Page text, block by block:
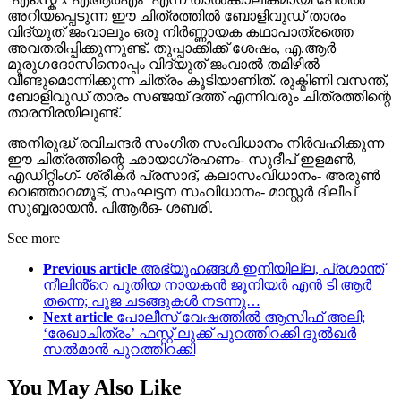
അറിയപ്പെടുന്ന ഈ ചിത്രത്തിൽ ബോളിവുഡ് താരം
വിദ്യുത് ജംവാലും ഒരു നിർണ്ണായക കഥാപാത്രത്തെ
അവതരിപ്പിക്കുന്നുണ്ട്. തുപ്പാക്കിക്ക് ശേഷം, എ.ആർ
മുരുഗദോസിനൊപ്പം വിദ്യുത് ജംവാൽ തമിഴിൽ
വീണ്ടുമൊന്നിക്കുന്ന ചിത്രം കൂടിയാണിത്. രുക്മിണി വസന്ത്,
ബോളിവുഡ് താരം സഞ്ജയ് ദത്ത് എന്നിവരും ചിത്രത്തിന്റെ
താരനിരയിലുണ്ട്.
അനിരുദ്ധ് രവിചന്ദർ സംഗീത സംവിധാനം നിർവഹിക്കുന്ന
ഈ ചിത്രത്തിന്റെ ഛായാഗ്രഹണം- സുദീപ് ഇളമൺ,
എഡിറ്റിംഗ്- ശ്രീകർ പ്രസാദ്, കലാസംവിധാനം- അരുൺ
വെഞ്ഞാറമ്മൂട്, സംഘട്ടന സംവിധാനം- മാസ്റ്റർ ദിലീപ്
സുബ്ബരായൻ. പിആർഒ- ശബരി.
See more
Previous article അഭ്യൂഹങ്ങൾ ഇനിയില്ല, പ്രശാന്ത്
നീലിൻ്റെ പുതിയ നായകൻ ജൂനിയർ എൻ ടി ആർ
തന്നെ; പൂജ ചടങ്ങുകൾ നടന്നു…
Next article പോലീസ് വേഷത്തിൽ ആസിഫ് അലി;
‘രേഖാചിത്രം’ ഫസ്റ്റ് ലുക്ക്‌ പുറത്തിറക്കി ദുൽഖർ
സൽമാൻ പുറത്തിറക്കി
You May Also Like